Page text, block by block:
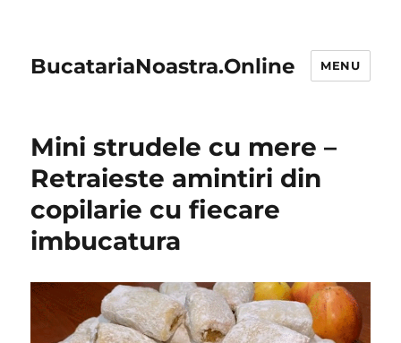
BucatariaNoastra.Online MENU
Mini strudele cu mere –
Retraieste amintiri din
copilarie cu fiecare
imbucatura